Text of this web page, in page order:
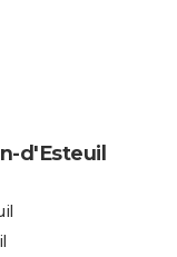
d'Esteuil